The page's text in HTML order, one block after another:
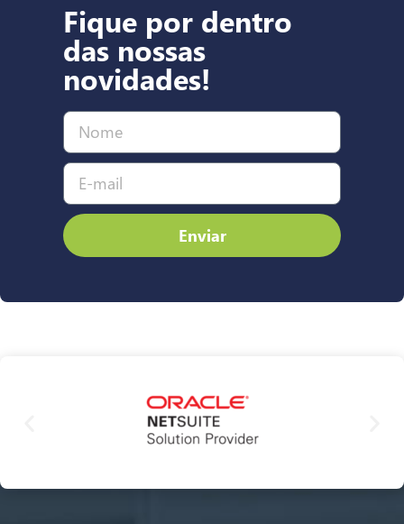
Fique por dentro
das nossas
novidades!
Enviar